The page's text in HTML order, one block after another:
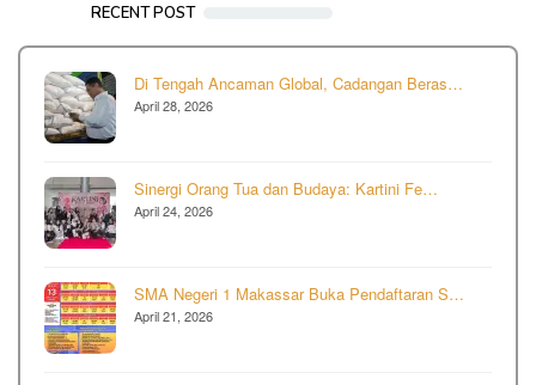
RECENT POST
Di Tengah Ancaman Global, Cadangan Beras…
April 28, 2026
Sinergi Orang Tua dan Budaya: Kartini Fe…
April 24, 2026
SMA Negeri 1 Makassar Buka Pendaftaran S…
April 21, 2026